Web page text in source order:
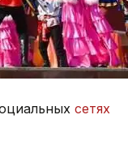
сетях